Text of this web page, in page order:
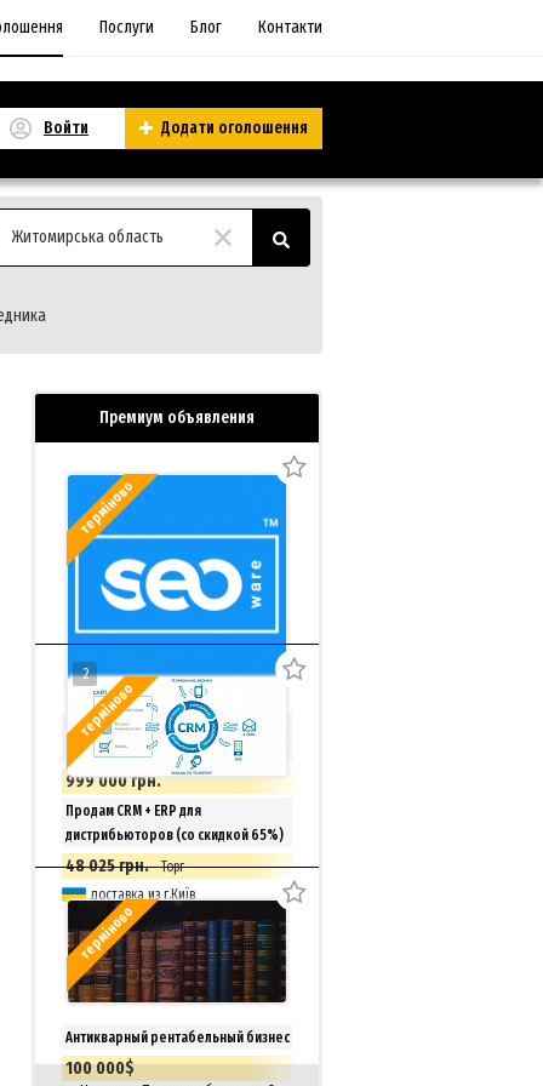
Послуги Блог Контакти
Войти Додати оголошення
Житомирська область
Премиум объявления
терміново
2
SEO-биржа, магазин фриланс услуг
+ ТМ Seoware
999 000 грн.
Київ
терміново
Продам CRM + ERP для
дистрибьюторов (со скидкой 65%)
48 025 грн.
Торг
доставка из г.Київ
терміново
Антикварный рентабельный бизнес
100 000$